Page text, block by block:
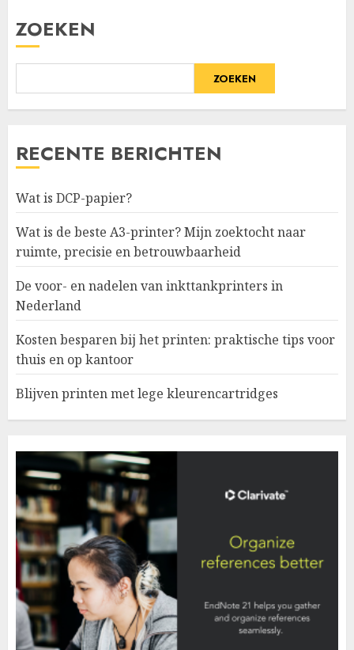
ZOEKEN
ZOEKEN
RECENTE BERICHTEN
Wat is DCP-papier?
Wat is de beste A3-printer? Mijn zoektocht naar
ruimte, precisie en betrouwbaarheid
De voor- en nadelen van inkttankprinters in
Nederland
Kosten besparen bij het printen: praktische tips voor
thuis en op kantoor
Blijven printen met lege kleurencartridges